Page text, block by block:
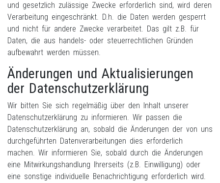
und gesetzlich zulässige Zwecke erforderlich sind, wird deren
Verarbeitung eingeschränkt. D.h. die Daten werden gesperrt
und nicht für andere Zwecke verarbeitet. Das gilt z.B. für
Daten, die aus handels- oder steuerrechtlichen Gründen
aufbewahrt werden müssen.
Änderungen und Aktualisierungen
der Datenschutzerklärung
Wir bitten Sie sich regelmäßig über den Inhalt unserer
Datenschutzerklärung zu informieren. Wir passen die
Datenschutzerklärung an, sobald die Änderungen der von uns
durchgeführten Datenverarbeitungen dies erforderlich
machen. Wir informieren Sie, sobald durch die Änderungen
eine Mitwirkungshandlung Ihrerseits (z.B. Einwilligung) oder
eine sonstige individuelle Benachrichtigung erforderlich wird.